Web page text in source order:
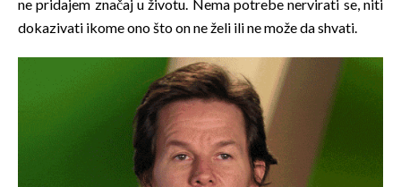
ne pridajem značaj u životu. Nema potrebe nervirati se, niti
dokazivati ikome ono što on ne želi ili ne može da shvati.